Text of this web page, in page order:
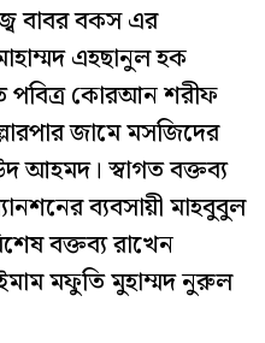
বাবর বকস এর
এহছানুল হক
পবিত্র কোরআন শরীফ
জামে মসজিদের
আহমদ। স্বাগত বক্তব্য
ব্যবসায়ী মাহবুবুল
বক্তব্য রাখেন
মফুতি মুহাম্মদ নুরুল